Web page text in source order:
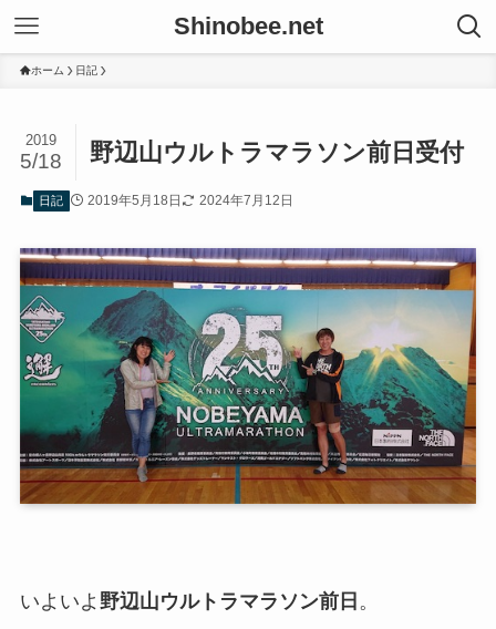
Shinobee.net
ホーム 日記
野辺山ウルトラマラソン前日受付
2019
5/18
日記 2019年5月18日 2024年7月12日
いよいよ 野辺山ウルトラマラソン前日 。